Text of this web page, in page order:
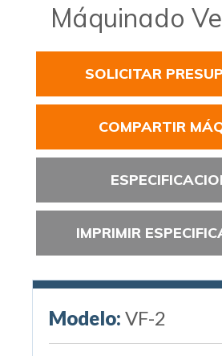
Máquinado
SOLICITAR
COMPARTIR
IMPRIMIR
Modelo: VF-2